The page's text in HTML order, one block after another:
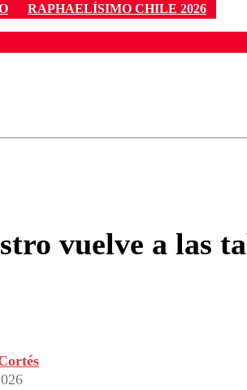
RAPHAELÍSIMO CHILE 2026
vuelve a las